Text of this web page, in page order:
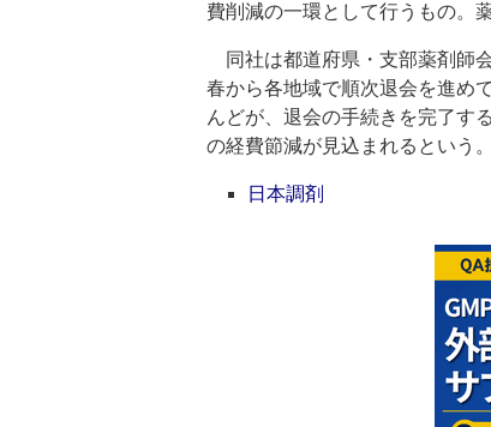
費削減の一環として行うもの。
同社は都道府県・支部薬剤師
春から各地域で順次退会を進め
んどが、退会の手続きを完了す
の経費節減が見込まれるという。
日本調剤